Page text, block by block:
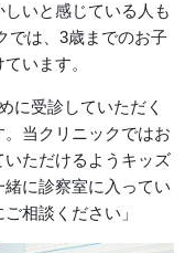
いと感じている人も
では、3歳までのお子
います。
に受診していただく
当クリニックではお
ただけるようキッズ
に診察室に入ってい
相談ください」